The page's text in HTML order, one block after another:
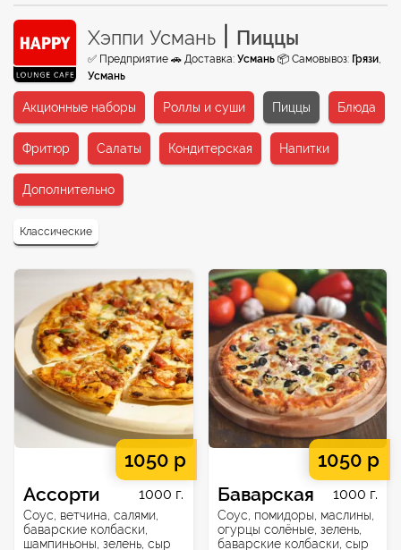
Хэппи Усмань Пиццы
✅ Предприятие 🚗 Доставка: Усмань 📦 Самовывоз: Грязи,
Усмань
Акционные наборы Роллы и суши Пиццы Блюда
Фритюр Салаты Кондитерская Напитки
Дополнительно
Классические
1050 р
Ассорти 1000 г.
Соус, ветчина, салями,
баварские колбаски,
шампиньоны, зелень, сыр
1050 р
Баварская 1000 г.
Соус, помидоры, маслины,
огурцы солёные, зелень,
баварские колбаски, сыр